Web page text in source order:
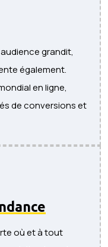
grandit,
également.
en ligne,
de conversions et
où et à tout